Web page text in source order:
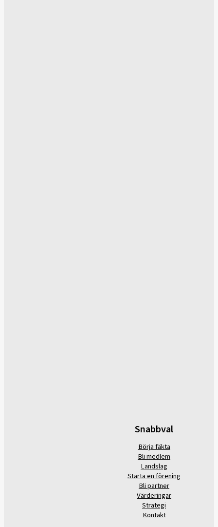
Snabbval
Börja fäkta
Bli medlem
Landslag
Starta en förening
Bli partner
Värderingar
Strategi
Kontakt